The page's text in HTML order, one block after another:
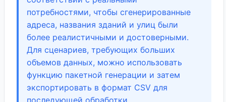
потребностями, чтобы сгенерированные
адреса, названия зданий и улиц были
более реалистичными и достоверными.
Для сценариев, требующих больших
объемов данных, можно использовать
функцию пакетной генерации и затем
экспортировать в формат CSV для
последующей обработки.